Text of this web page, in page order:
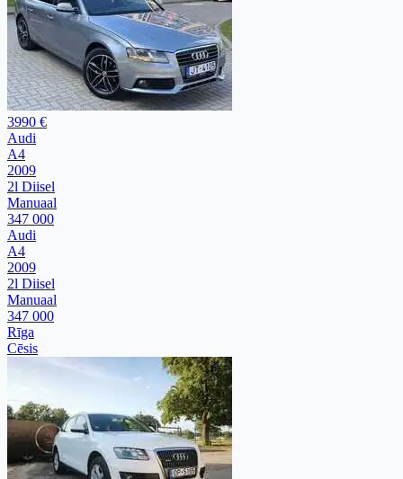
3990 €
Audi
A4
2009
2l Diisel
Manuaal
347 000
Audi
A4
2009
2l Diisel
Manuaal
347 000
Rīga
Cēsis